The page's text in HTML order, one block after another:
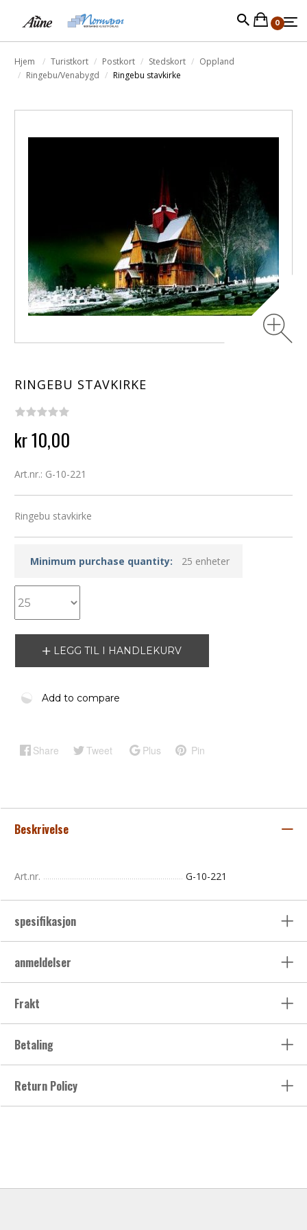
0
Hjem Turistkort Postkort Stedskort
Oppland
Ringebu/Venabygd
Ringebu stavkirke
RINGEBU STAVKIRKE
kr 10,00
Art.nr.: G-10-221
Ringebu stavkirke
Minimum purchase quantity: 25 enheter
LEGG TIL I HANDLEKURV
Add to compare
Share Tweet Plus Pin
Beskrivelse
Art.nr. G-10-221
spesifikasjon
anmeldelser
Frakt
Betaling
Return Policy